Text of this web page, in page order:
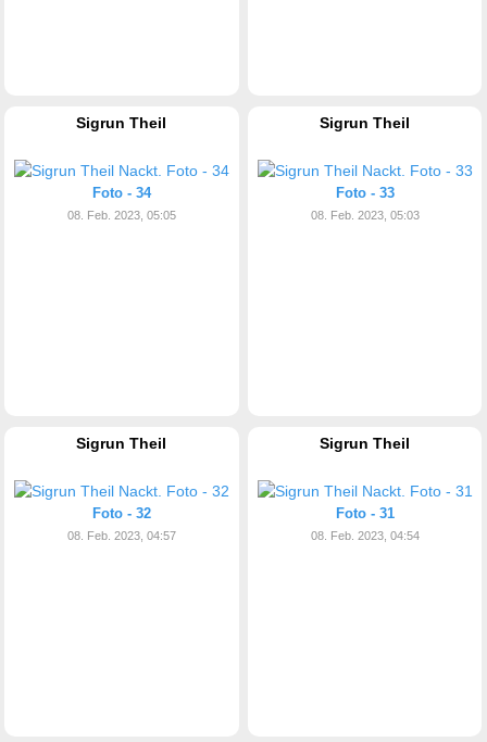
Sigrun Theil
Foto - 34
08. Feb. 2023, 05:05
Sigrun Theil
Foto - 33
08. Feb. 2023, 05:03
Sigrun Theil
Foto - 32
08. Feb. 2023, 04:57
Sigrun Theil
Foto - 31
08. Feb. 2023, 04:54